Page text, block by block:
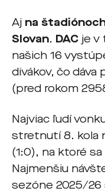
Aj na
Slovan. DAC je v
našich 16
divákov, čo dáva
(pred rokom
Najviac ľudí
stretnutí 8. kola
(1:0), na ktoré
Najmenšiu
sezóne 2025/26